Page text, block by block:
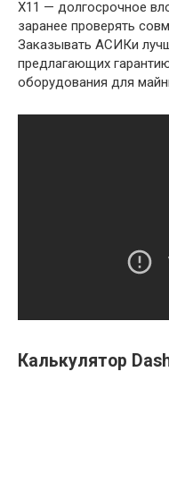
X11 — долгосрочное
заранее проверять
Заказывать АСИКи
предлагающих
оборудования для
Калькулятор